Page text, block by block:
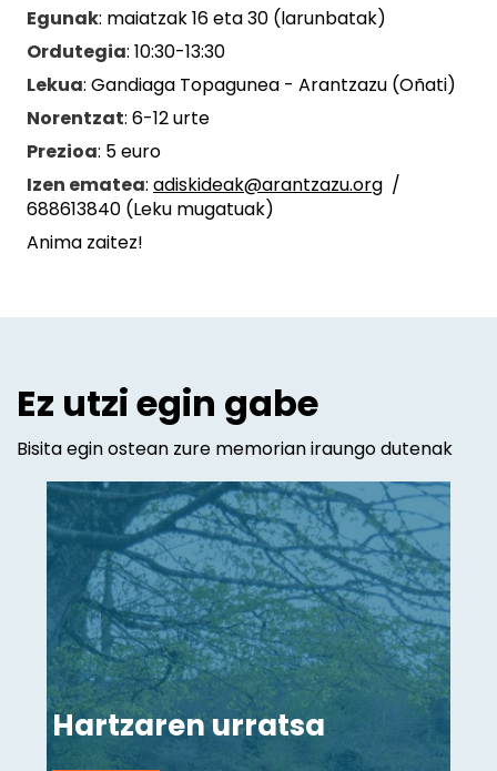
Egunak: maiatzak 16 eta 30 (larunbatak)
Ordutegia: 10:30-13:30
Lekua: Gandiaga Topagunea - Arantzazu (Oñati)
Norentzat: 6-12 urte
Prezioa: 5 euro
Izen ematea: adiskideak@arantzazu.org /
688613840 (Leku mugatuak)
Anima zaitez!
Ez utzi egin gabe
Bisita egin ostean zure memorian iraungo dutenak
Hartzaren urratsa